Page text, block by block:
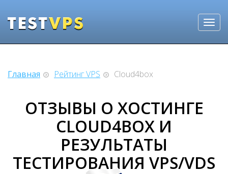
Главная Рейтинг VPS Cloud4box
ОТЗЫВЫ О ХОСТИНГЕ
CLOUD4BOX И
РЕЗУЛЬТАТЫ
ТЕСТИРОВАНИЯ VPS/VDS